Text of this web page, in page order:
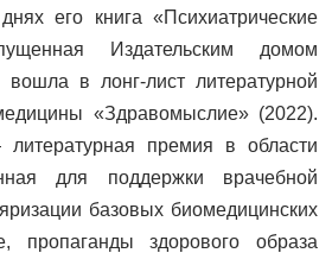
его книга «Психиатрические
Издательским домом
в лонг-лист литературной
«Здравомыслие» (2022).
премия в области
для поддержки врачебной
базовых биомедицинских
пропаганды здорового образа